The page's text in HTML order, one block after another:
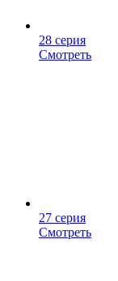
28 серия
Смотреть
27 серия
Смотреть